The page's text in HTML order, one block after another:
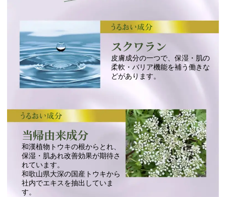
スクワラン
皮膚成分の一つで、保湿・肌の
柔軟・バリア機能を補う働きな
どがあります。
当帰由来成分
和漢植物トウキの根からとれ、
保湿・肌あれ改善効果が期待さ
れています。
和歌山県大深の国産トウキから
社内でエキスを抽出していま
す。